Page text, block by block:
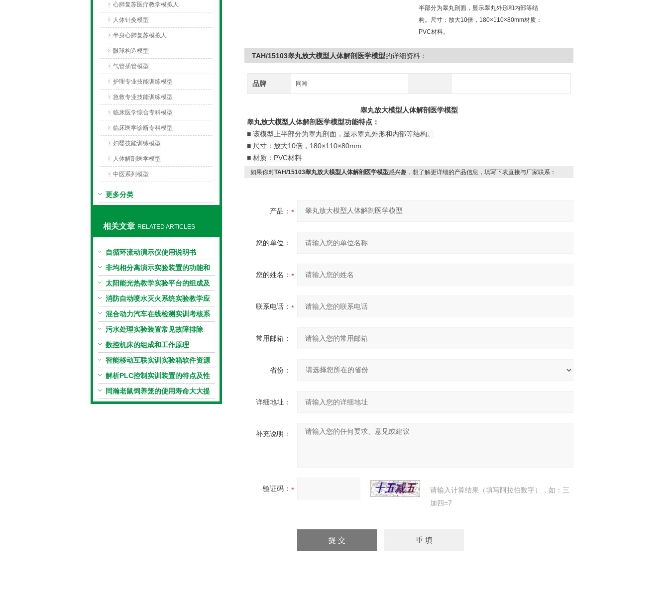
心肺复苏医疗教学模拟人
人体针灸模型
半身心肺复苏模拟人
眼球构造模型
气管插管模型
护理专业技能训练模型
急救专业技能训练模型
临床医学综合专科模型
临床医学诊断专科模型
妇婴技能训练模型
人体解剖医学模型
中医系列模型
更多分类
相关文章 RELATED ARTICLES
自循环流动演示仪使用说明书
非均相分离演示实验装置的功能和
特点
太阳能光热教学实验平台的组成及
主要功能
消防自动喷水灭火系统实验教学应
用
混合动力汽车在线检测实训考核系
统结构与特点
污水处理实验装置常见故障排除
数控机床的组成和工作原理
智能移动互联实训实验箱软件资源
解析PLC控制实训装置的特点及性
能
同瀚老鼠饲养笼的使用寿命大大提
高
半部分为睾丸剖面，显示睾丸外形和内部等结
构。尺寸：放大10倍，180×110×80mm材质：
PVC材料。
TAH/15103睾丸放大模型人体解剖医学模型的详细资料：
品牌 同瀚
睾丸放大模型人体解剖医学模型
睾丸放大模型人体解剖医学模型功能特点：
■ 该模型上半部分为睾丸剖面，显示睾丸外形和内部等结构。
■ 尺寸：放大10倍，180×110×80mm
■ 材质：PVC材料
如果你对TAH/15103睾丸放大模型人体解剖医学模型感兴趣，想了解更详细的产品信息，填写下表直接与厂家联系：
产品：
您的单位：
您的姓名：
联系电话：
常用邮箱：
省份：
详细地址：
补充说明：
验证码：
请输入计算结果（填写阿拉伯数字），如：三
加四=7